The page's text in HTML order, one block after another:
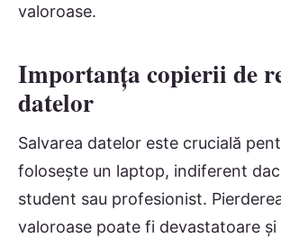
valoroase.
Importanța copierii de
datelor
Salvarea datelor este crucială
folosește un laptop, indiferent
student sau profesionist.
valoroase poate fi devastatoare și